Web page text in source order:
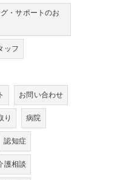
・サポートのお
ッフ
お問い合わせ
り
病院
認知症
護相談